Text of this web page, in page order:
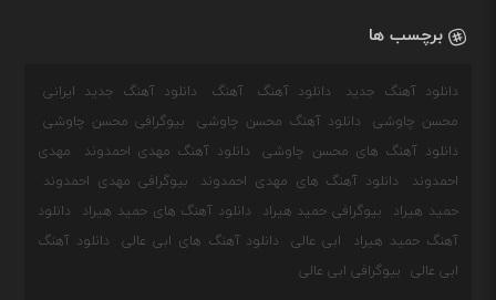
برچسب ها
دانلود آهنگ جدید دانلود آهنگ آهنگ
دانلود آهنگ جدید ایرانی
محسن چاوشی
دانلود آهنگ محسن چاوشی
بیوگرافی محسن چاوشی
دانلود آهنگ های محسن چاوشی
دانلود آهنگ مهدی احمدوند
مهدی
احمدوند
دانلود آهنگ های مهدی احمدوند
بیوگرافی مهدی احمدوند
حمید هیراد
بیوگرافی حمید هیراد دانلود آهنگ های حمید هیراد
دانلود
آهنگ حمید هیراد
ابی عالی دانلود آهنگ های ابی عالی
دانلود آهنگ
ابی عالی
بیوگرافی ابی عالی